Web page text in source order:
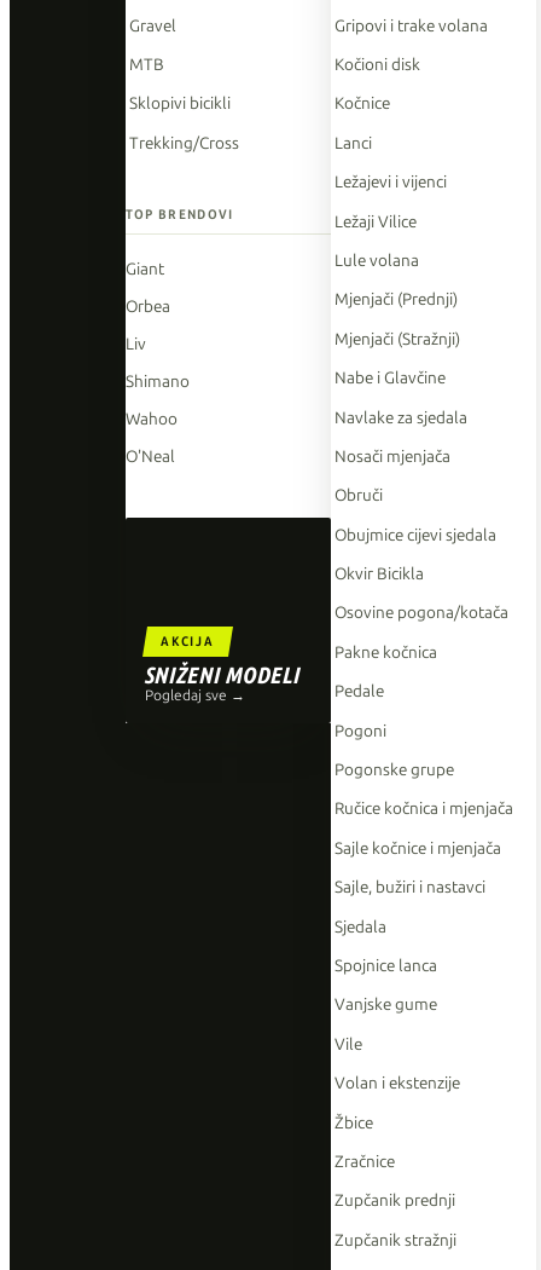
Gravel
MTB
Sklopivi bicikli
Trekking/Cross
TOP BRENDOVI
Giant
Orbea
Liv
Shimano
Wahoo
O'Neal
AKCIJA
SNIŽENI MODELI
Pogledaj sve →
Gripovi i trake volana
Kočioni disk
Kočnice
Lanci
Ležajevi i vijenci
Ležaji Vilice
Lule volana
Mjenjači (Prednji)
Mjenjači (Stražnji)
Nabe i Glavčine
Navlake za sjedala
Nosači mjenjača
Obruči
Obujmice cijevi sjedala
Okvir Bicikla
Osovine pogona/kotača
Pakne kočnica
Pedale
Pogoni
Pogonske grupe
Ručice kočnica i mjenjača
Sajle kočnice i mjenjača
Sajle, bužiri i nastavci
Sjedala
Spojnice lanca
Vanjske gume
Vile
Volan i ekstenzije
Žbice
Zračnice
Zupčanik prednji
Zupčanik stražnji